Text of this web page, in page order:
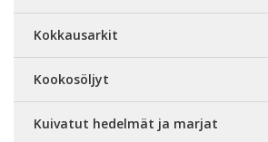
Kokkausarkit
Kookosöljyt
Kuivatut hedelmät ja marjat